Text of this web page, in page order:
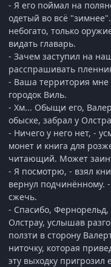
- Я его поймал на
одетый во всё
небогато, только
видать главарь.
- Зачем заступил на
расспрашивать
- Ваша территория мне
городок Виль.
- Хм... Обыщи его,
обыске, забрал у
- Ничего у него нет, -
монет и книга для
читающий. Может
- Я посмотрю, - взял
вернул
сжечь.
- Спасибо,
Олстрау, услышав
ползти в сторону
ниточку, которая
эту выходку